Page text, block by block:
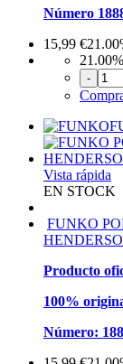
Número
15,99 €
21.00%
-
Vista rápida
EN STOCK
FUNKO
Producto
100%
Número: